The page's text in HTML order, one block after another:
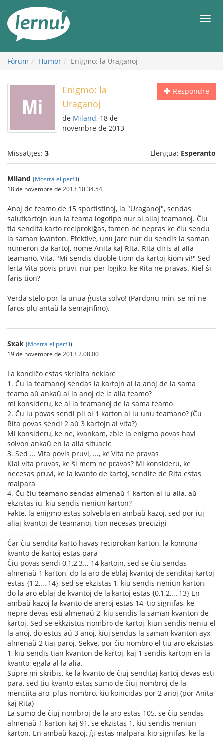
contingut
Fòrum Humor Enigmo: la Uraganoj
Respondre
Enigmo: la
Uraganoj
de Miland, 18 de
novembre de 2013
Missatges: 3 Llengua: Esperanto
Miland (Mostra el perfil)
18 de novembre de 2013 10.34.54
Anoj de teamo de 15 sportistinoj, la "Uraganoj", sendas
salutkartojn kun la teama logotipo nur al aliaj teamanoj. Ĉiu
tia sendita karto reciprokiĝas, tamen ne nepras ke ĉiu sendu
la saman kvanton. Efektive, unu jare nur du sendis la saman
numeron da kartoj, nome Anita kaj Rita. Rita diris al alia
teamano, Vita, "Mi sendis duoble tiom da kartoj kiom vi!" Sed
lerta Vita povis pruvi, nur per logiko, ke Rita ne pravas. Kiel ŝi
faris tion?
Verda stelo por la unua ĝusta solvo! (Pardonu min, se mi ne
faros plu antaŭ la semajnfino).
Sxak (Mostra el perfil)
19 de novembre de 2013 2.08.00
La kondiĉo estas skribita neklare
1. Ĉu la teamanoj sendas la kartojn al la anoj de la sama
teamo aŭ ankaŭ al la anoj de la alia teamo?
mi konsideru, ke al la teamanoj de la sama teamo
2. Ĉu iu povas sendi pli ol 1 karton al iu unu teamano? (Ĉu
Rita povas sendi 2 aŭ 3 kartojn al vita?)
Mi konsideru, ke ne, kvankam, eble la enigmo povas havi
solvon ankaŭ en la alia situacio
3. Sed ... Vita povis pruvi, ..., ke Vita ne pravas
Kial vita pruvas, ke ŝi mem ne pravas? Mi konsideru, ke
necesas pruvi, ke la kvanto de kartoj, sendite de Rita estas
malpara
4. Ĉu ĉiu teamano sendas almenaŭ 1 karton al iu alia, aŭ
ekzistas iu, kiu sendis neniun karton?
Fakte, la enigmo estas solvebla en ambaŭ kazoj, sed por iuj
aliaj kvantoj de teamanoj, tion necesas precizigi
----------------------------
Ĉar ĉiu sendita karto havas reciprokan karton, la komuna
kvanto de kartoj estas para
Ĉiu povas sendi 0,1,2,3... 14 kartojn, sed se ĉiu sendas
almenaŭ 1 karton, do la aro de eblaj kvantoj de senditaj kartoj
estas {1,2,...,14}, sed se ekzistas 1, kiu sendis neniun karton,
do la aro eblaj de kvantoj de la kartoj estas {0,1,2,...,13} En
ambaŭ kazoj la kvanto de areroj estas 14, tio signifas, ke
nepre devas esti almenaŭ 2, kiu sendis la saman kvanton de
kartoj. Sed se ekkzistus nombro de kartoj, kiun sendis neniu el
la anoj, do estus aŭ 3 anoj, kiuj sendus la saman kvanton ayx
almenaŭ 2 tiaj paroj. Sekve, por ĉiu nombro el tiu aro ekzistas
1, kiu sendis tian kvanton de kartoj, kaj 1 sendis kartojn en la
kvanto, egala al la alia.
Supre mi skribis, ke la kvanto de ĉiuj senditaj kartoj devas esti
para, sed tiu kvanto estas sumo de ĉiuj nombroj de la
menciita aro, plus nombro, kiu koincidas por 2 anoj (por Anita
kaj Rita)
La sumo de ĉiuj nombroj de la aro estas 105, se ĉiu sendas
almenaŭ 1 karton kaj 91, se ekzistas 1, kiu sendis neniun
karton. En ambaŭ kazoj, ĝi estas malpara, kio signifas, ke la